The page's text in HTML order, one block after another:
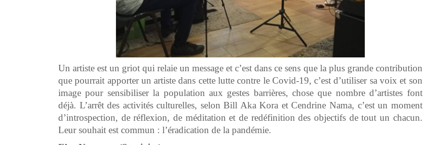
Un artiste est un griot qui relaie un message et c’est dans ce sens que la plus grande contribution
que pourrait apporter un artiste dans cette lutte contre le Covid-19, c’est d’utiliser sa voix et son
image pour sensibiliser la population aux gestes barrières, chose que nombre d’artistes font
déjà. L’arrêt des activités culturelles, selon Bill Aka Kora et Cendrine Nama, c’est un moment
d’introspection, de réflexion, de méditation et de redéfinition des objectifs de tout un chacun.
Leur souhait est commun : l’éradication de la pandémie.